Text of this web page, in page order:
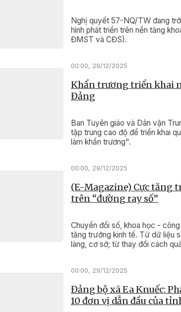
Nghị quyết 57-NQ/TW đang
hình phát triển trên nền tảng
ĐMST và CĐS).
00:00, 29/12/2025
Khẩn trương triển khai
Đảng
Ban Tuyên giáo và Dân vận
tập trung cao độ để triển khai
làm khẩn trương".
00:00, 29/12/2025
(E-Magazine) Cực tăng
trên “đường ray số”
Chuyển đổi số, khoa học -
tăng trưởng kinh tế. Từ dữ liệu
làng, cơ sở; từ thay đổi cách
lực phát triển dài hạn.
00:00, 29/12/2025
Đảng bộ xã Ea Knuếc:
10 đơn vị dẫn đầu của